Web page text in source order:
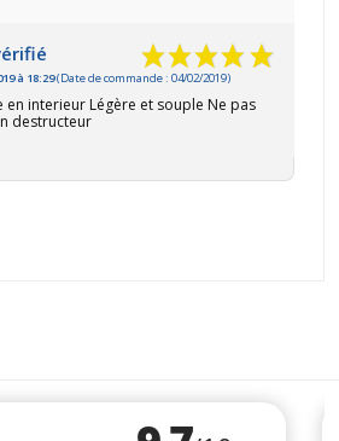
à 18:29(Date de commande : 04/02/2019)
en interieur Légère et souple Ne pas
destructeur